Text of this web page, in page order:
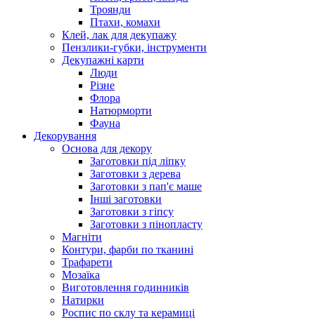
Троянди
Птахи, комахи
Клей, лак для декупажу
Пензлики-губки, інструменти
Декупажні карти
Люди
Різне
Флора
Натюрморти
Фауна
Декорування
Основа для декору
Заготовки під ліпку
Заготовки з дерева
Заготовки з пап'є маше
Інші заготовки
Заготовки з гіпсу
Заготовки з пінопласту
Магніти
Контури, фарби по тканині
Трафарети
Мозаїка
Виготовлення годинників
Натирки
Роспис по склу та керамиці